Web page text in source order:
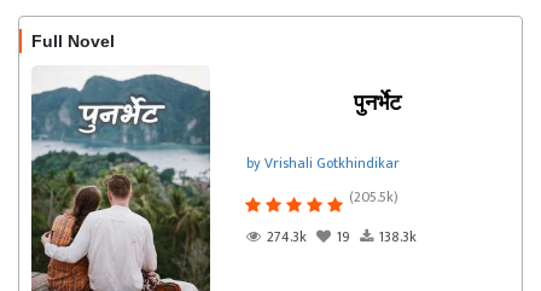
Full Novel
पुनर्भेट
by Vrishali Gotkhindikar
(205.5k)
274.3k
19 138.3k